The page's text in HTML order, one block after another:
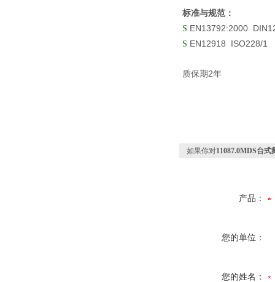
标准与规范：
S EN13792:2000
S EN12918 ISO228/1
质保期 2年
如果你对11087.0MDS台
产品：
您的单位：
您的姓名：